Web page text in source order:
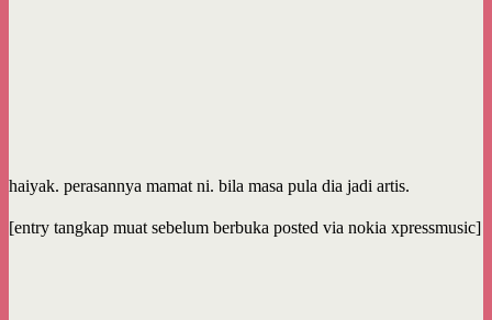
haiyak. perasannya mamat ni. bila masa pula dia jadi artis.
[entry tangkap muat sebelum berbuka posted via nokia xpressmusic]